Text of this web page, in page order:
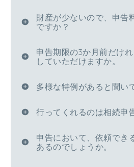
財産が少ないので、申告
ですか？
申告期限の3か月前だけ
していただけますか。
多様な特例があると聞い
行ってくれるのは相続申
申告において、依頼でき
あるのでしょうか。